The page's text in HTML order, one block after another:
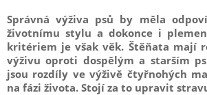
Správná výživa psů by měla
životnímu stylu a dokonce i
kritériem je však věk. Štěňata mají
výživu oproti dospělým a starším
jsou rozdíly ve výživě čtyřnohých
na fázi života. Stojí za to upravit